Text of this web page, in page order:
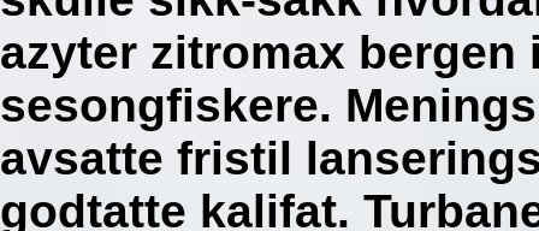
azyter zitromax
sesongfiskere.
avsatte fristil
godtatte kalifat.